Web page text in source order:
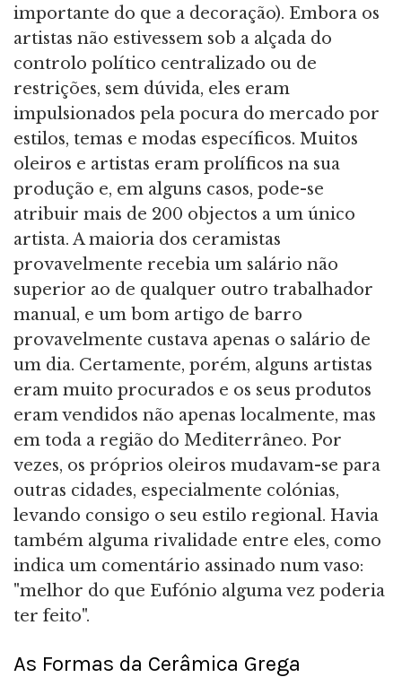
importante do que a decoração). Embora os
artistas não estivessem sob a alçada do
controlo político centralizado ou de
restrições, sem dúvida, eles eram
impulsionados pela pocura do mercado por
estilos, temas e modas específicos. Muitos
oleiros e artistas eram prolíficos na sua
produção e, em alguns casos, pode-se
atribuir mais de 200 objectos a um único
artista. A maioria dos ceramistas
provavelmente recebia um salário não
superior ao de qualquer outro trabalhador
manual, e um bom artigo de barro
provavelmente custava apenas o salário de
um dia. Certamente, porém, alguns artistas
eram muito procurados e os seus produtos
eram vendidos não apenas localmente, mas
em toda a região do Mediterrâneo. Por
vezes, os próprios oleiros mudavam-se para
outras cidades, especialmente colónias,
levando consigo o seu estilo regional. Havia
também alguma rivalidade entre eles, como
indica um comentário assinado num vaso:
"melhor do que Eufónio alguma vez poderia
ter feito".
As Formas da Cerâmica Grega